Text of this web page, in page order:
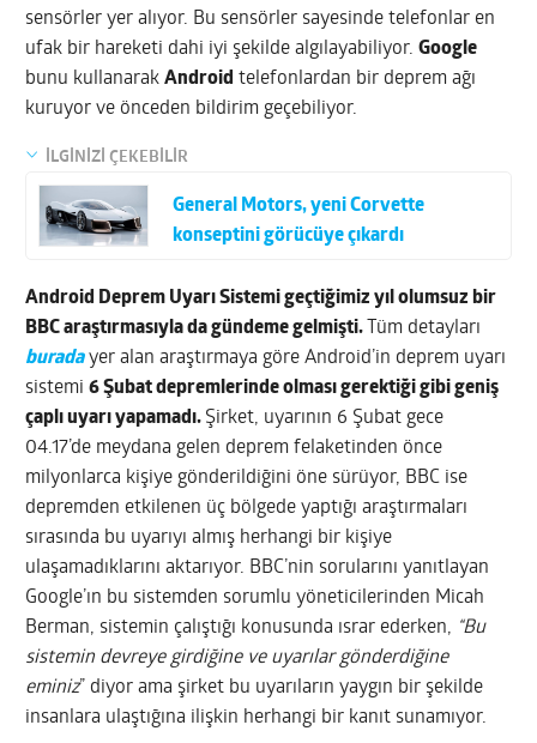
sensörler yer alıyor. Bu sensörler sayesinde telefonlar en
ufak bir hareketi dahi iyi şekilde algılayabiliyor.Google
bunu kullanarakAndroid telefonlardan bir deprem ağı
kuruyor ve önceden bildirim geçebiliyor.
İLGİNİZİ ÇEKEBİLİR
General Motors, yeni Corvette
konseptini görücüye çıkardı
Android Deprem Uyarı Sistemi geçtiğimiz yıl olumsuz bir
BBC araştırmasıyla da gündeme gelmişti. Tüm detayları
buradayer alan araştırmaya göre Android’in deprem uyarı
sistemi6 Şubat depremlerinde olması gerektiği gibi geniş
çaplı uyarı yapamadı. Şirket, uyarının 6 Şubat gece
04.17’de meydana gelen deprem felaketinden önce
milyonlarca kişiye gönderildiğini öne sürüyor, BBC ise
depremden etkilenen üç bölgede yaptığı araştırmaları
sırasında bu uyarıyı almış herhangi bir kişiye
ulaşamadıklarını aktarıyor. BBC’nin sorularını yanıtlayan
Google’ın bu sistemden sorumlu yöneticilerinden Micah
Berman, sistemin çalıştığı konusunda ısrar ederken, “Bu
sistemin devreye girdiğine ve uyarılar gönderdiğine
eminiz” diyor ama şirket bu uyarıların yaygın bir şekilde
insanlara ulaştığına ilişkin herhangi bir kanıt sunamıyor.